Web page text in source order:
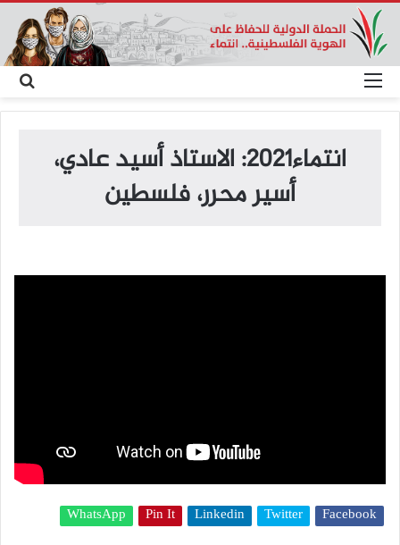
عن
انتماء2021: الاستاذ أسيد عادي،
أسير محرر، فلسطين
Facebook
Twitter
Linkedin
Pin It
WhatsApp